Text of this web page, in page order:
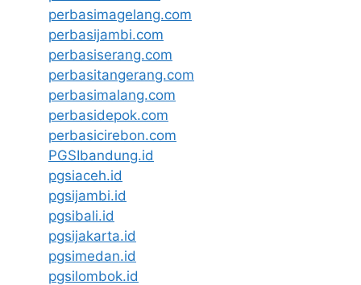
perbasimagelang.com
perbasijambi.com
perbasiserang.com
perbasitangerang.com
perbasimalang.com
perbasidepok.com
perbasicirebon.com
PGSIbandung.id
pgsiaceh.id
pgsijambi.id
pgsibali.id
pgsijakarta.id
pgsimedan.id
pgsilombok.id